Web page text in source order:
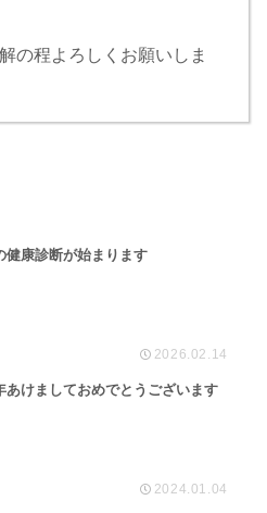
の程よろしくお願いしま
健康診断が始まります
2026.02.14
あけましておめでとうございます
2024.01.04